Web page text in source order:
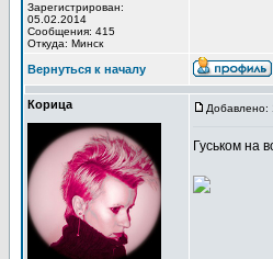
Зарегистрирован:
05.02.2014
Сообщения: 415
Откуда: Минск
Вернуться к началу
Корица Добавлено:
Гуськом на